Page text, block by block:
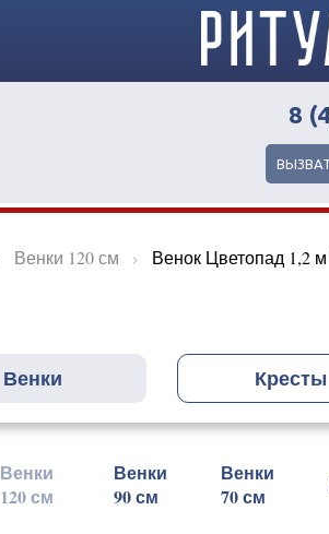
8
Венки 120 см Венок Цветопад
Венки
Венки
120 см
Венки
90 см
Венки
70 см
Кресты